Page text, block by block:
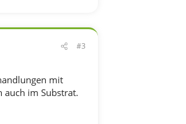
#3
mit
auch im Substrat.